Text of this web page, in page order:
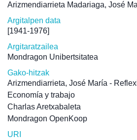
Arizmendiarrieta Madariaga, José
Argitalpen data
[1941-1976]
Argitaratzailea
Mondragon Unibertsitatea
Gako-hitzak
Arizmendiarrieta, José María -
Economía y trabajo
Charlas Aretxabaleta
Mondragon OpenKoop
URI